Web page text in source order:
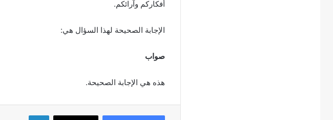
أفكاركم وآرائكم.
الإجابة الصحيحة لهذا السؤال هي:
صواب
هذه هي الإجابة الصحيحة.
لينكدإن